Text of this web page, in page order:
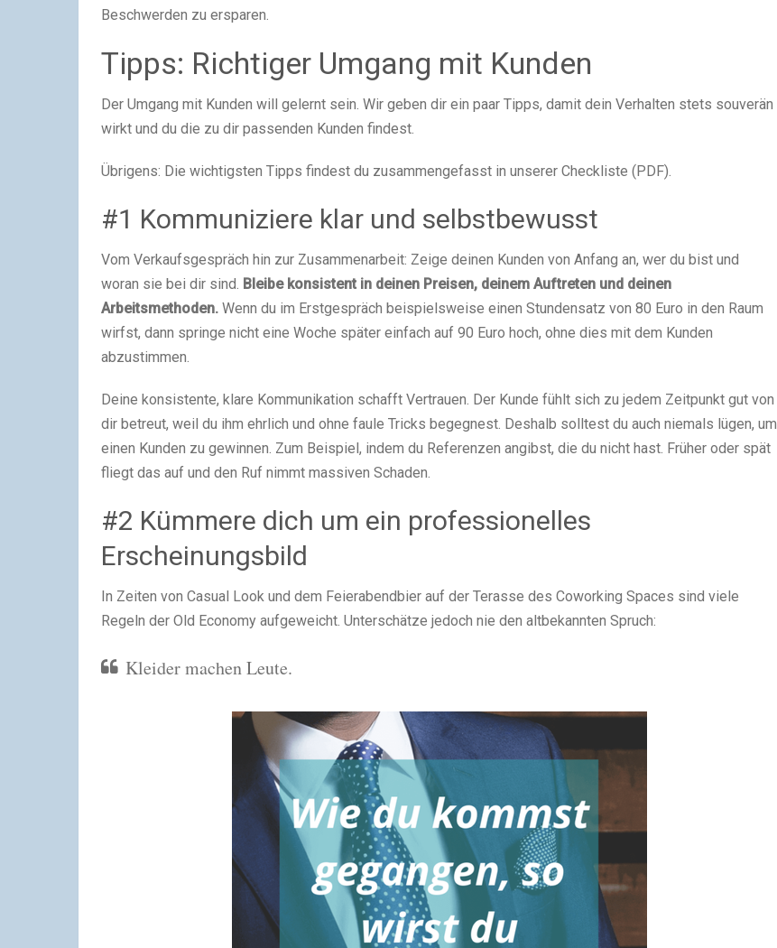
Beschwerden zu ersparen.
Tipps: Richtiger Umgang mit Kunden
Der Umgang mit Kunden will gelernt sein. Wir geben dir ein paar Tipps, damit dein Verhalten stets souverän
wirkt und du die zu dir passenden Kunden findest.
Übrigens: Die wichtigsten Tipps findest du zusammengefasst in unserer Checkliste (PDF).
#1 Kommuniziere klar und selbstbewusst
Vom Verkaufsgespräch hin zur Zusammenarbeit: Zeige deinen Kunden von Anfang an, wer du bist und
woran sie bei dir sind. Bleibe konsistent in deinen Preisen, deinem Auftreten und deinen
Arbeitsmethoden. Wenn du im Erstgespräch beispielsweise einen Stundensatz von 80 Euro in den Raum
wirfst, dann springe nicht eine Woche später einfach auf 90 Euro hoch, ohne dies mit dem Kunden
abzustimmen.
Deine konsistente, klare Kommunikation schafft Vertrauen. Der Kunde fühlt sich zu jedem Zeitpunkt gut von
dir betreut, weil du ihm ehrlich und ohne faule Tricks begegnest. Deshalb solltest du auch niemals lügen, um
einen Kunden zu gewinnen. Zum Beispiel, indem du Referenzen angibst, die du nicht hast. Früher oder spät
fliegt das auf und den Ruf nimmt massiven Schaden.
#2 Kümmere dich um ein professionelles
Erscheinungsbild
In Zeiten von Casual Look und dem Feierabendbier auf der Terasse des Coworking Spaces sind viele
Regeln der Old Economy aufgeweicht. Unterschätze jedoch nie den altbekannten Spruch:
Kleider machen Leute.